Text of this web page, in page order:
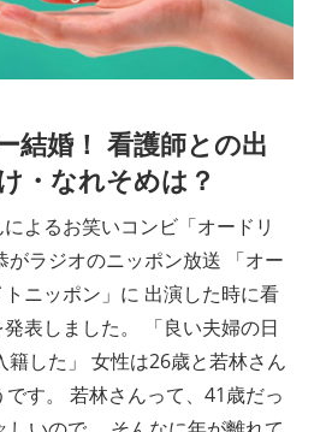
結婚！ 看護師との出
・なれそめは？
よるお笑いコンビ「オードリ
がラジオのニッポン放送 「オー
ニッポン」に 出演した時に看
表しました。 「良い夫婦の日
籍した」 女性は26歳と若林さん
す。 若林さんって、41歳だっ